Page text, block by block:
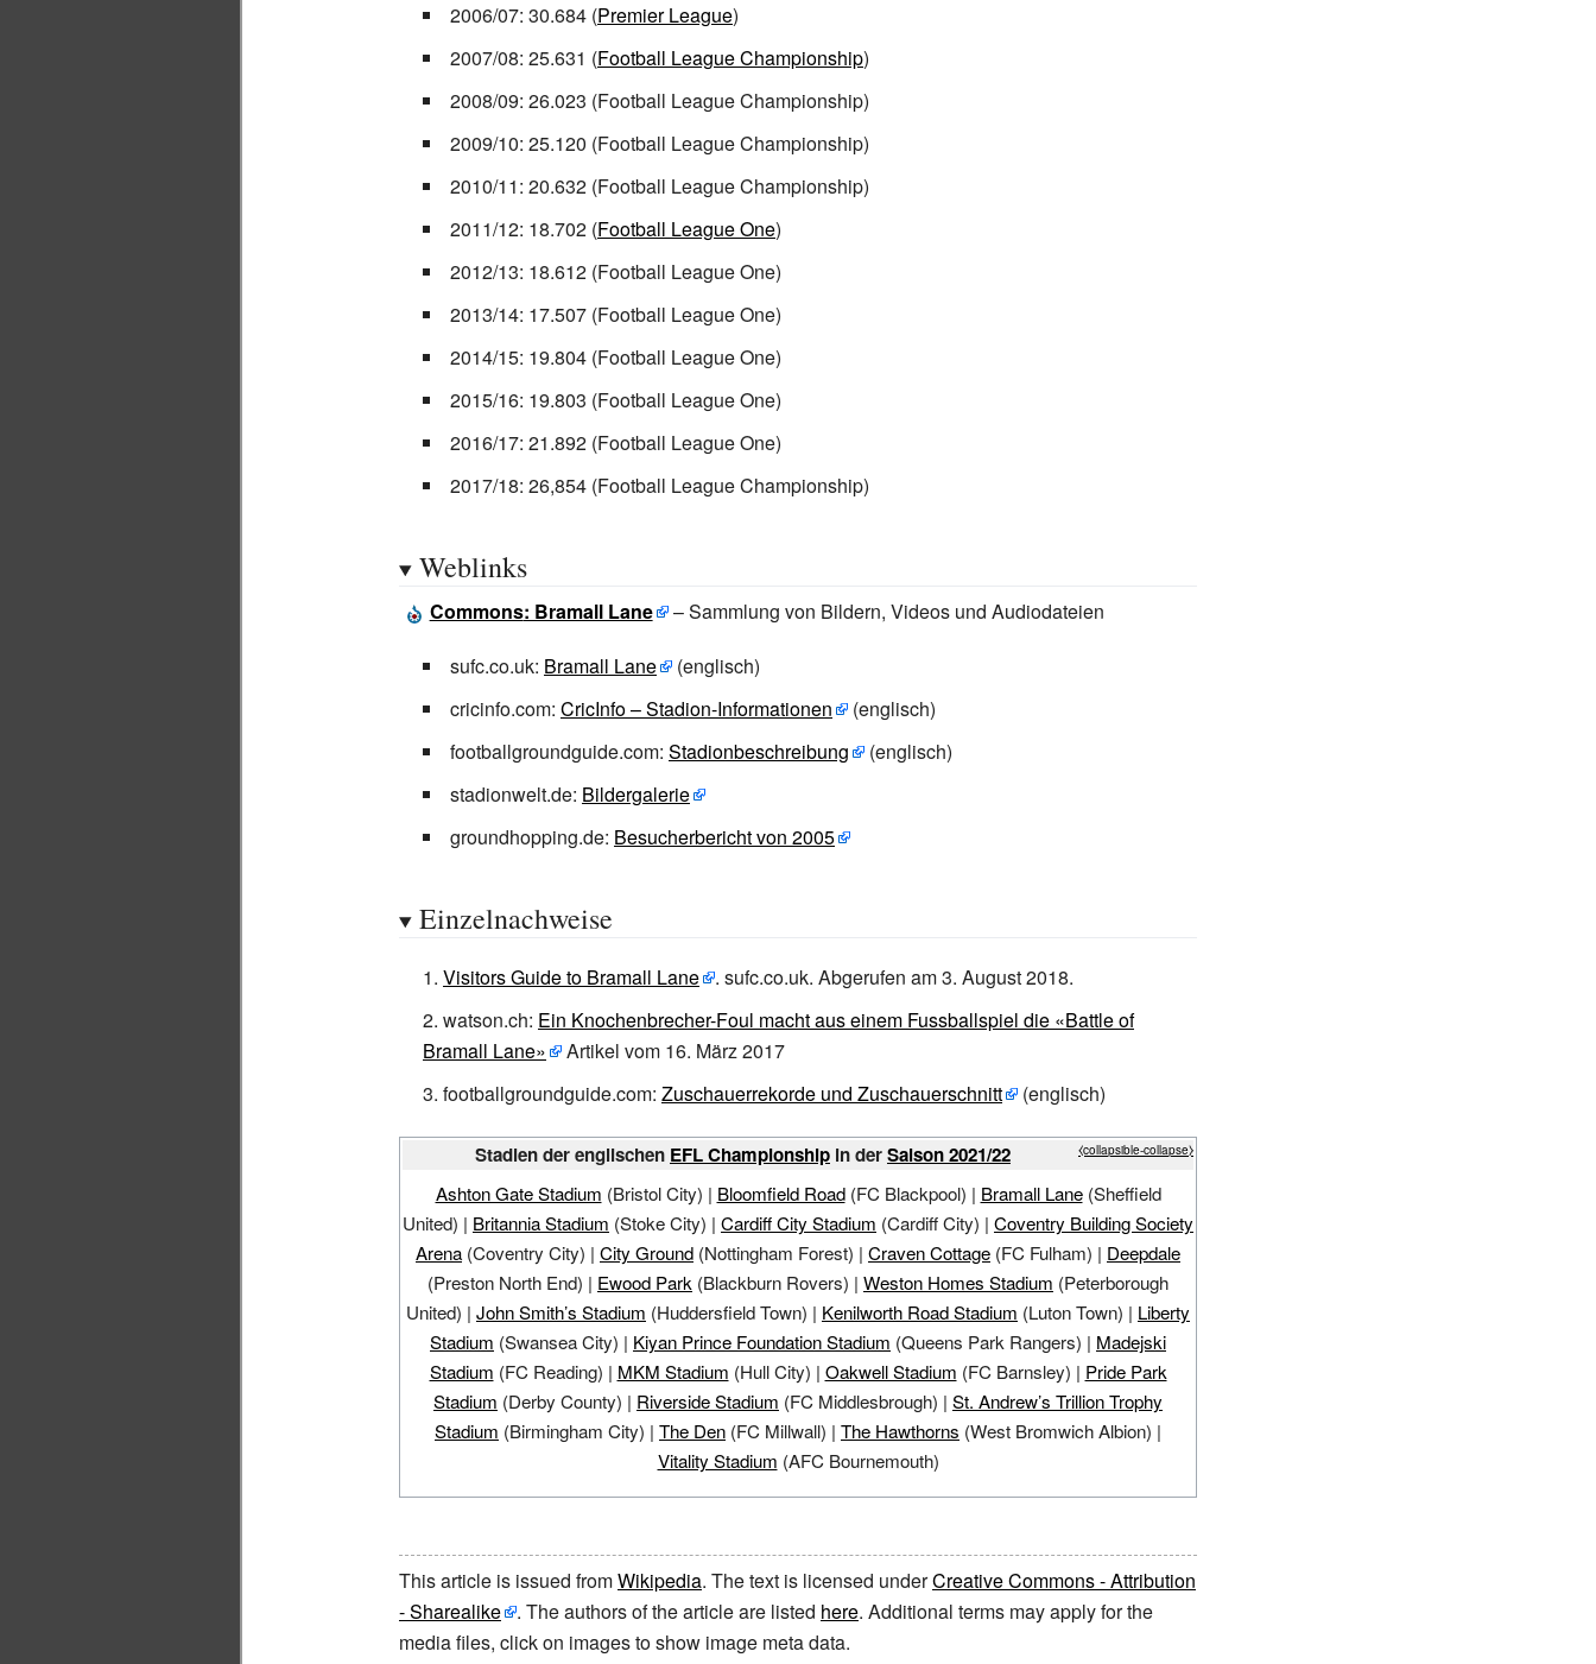
2006/07: 30.684 (Premier League)
2007/08: 25.631 (Football League Championship)
2008/09: 26.023 (Football League Championship)
2009/10: 25.120 (Football League Championship)
2010/11: 20.632 (Football League Championship)
2011/12: 18.702 (Football League One)
2012/13: 18.612 (Football League One)
2013/14: 17.507 (Football League One)
2014/15: 19.804 (Football League One)
2015/16: 19.803 (Football League One)
2016/17: 21.892 (Football League One)
2017/18: 26,854 (Football League Championship)
Weblinks
Commons: Bramall Lane
– Sammlung von Bildern, Videos und Audiodateien
sufc.co.uk: Bramall Lane
(englisch)
cricinfo.com: CricInfo – Stadion-Informationen
(englisch)
footballgroundguide.com: Stadionbeschreibung
(englisch)
stadionwelt.de: Bildergalerie
groundhopping.de: Besucherbericht von 2005
Einzelnachweise
Visitors Guide to Bramall Lane . sufc.co.uk. Abgerufen am 3. August 2018.
watson.ch: Ein Knochenbrecher-Foul macht aus einem Fussballspiel die «Battle of
Bramall Lane»
Artikel vom 16. März 2017
footballgroundguide.com: Zuschauerrekorde und Zuschauerschnitt (englisch)
⧼collapsible-collapse⧽
Stadien der englischen EFL Championship in derSaison 2021/22
Ashton Gate Stadium (Bristol City) | Bloomfield Road(FC Blackpool) | Bramall Lane(Sheffield
United) | Britannia Stadium (Stoke City) | Cardiff City Stadium (Cardiff City) | Coventry Building Society
Arena (Coventry City) | City Ground (Nottingham Forest) | Craven Cottage (FC Fulham) | Deepdale
(Preston North End) | Ewood Park (Blackburn Rovers) | Weston Homes Stadium (Peterborough
United) | John Smith’s Stadium (Huddersfield Town) | Kenilworth Road Stadium (Luton Town) | Liberty
Stadium (Swansea City) | Kiyan Prince Foundation Stadium (Queens Park Rangers) | Madejski
Stadium (FC Reading) | MKM Stadium (Hull City) | Oakwell Stadium (FC Barnsley) | Pride Park
Stadium (Derby County) | Riverside Stadium (FC Middlesbrough) | St. Andrew’s Trillion Trophy
Stadium (Birmingham City) | The Den (FC Millwall) | The Hawthorns (West BromwichAlbion) |
Vitality Stadium (AFC Bournemouth)
This article is issued fromWikipedia. The text is licensed underCreative Commons - Attribution
- Sharealike
. The authors of the article are listed here. Additional terms may apply for the
media files, click on images to show image meta data.